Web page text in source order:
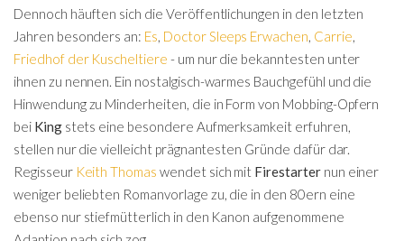
Dennoch häuften sich die Veröffentlichungen in den letzten
Jahren besonders an: Es Doctor Sleeps Erwachen Carrie
Friedhof der Kuscheltiere - um nur die bekanntesten unter
ihnen zu nennen. Ein nostalgisch-warmes Bauchgefühl und die
Hinwendung zu Minderheiten, die in Form von Mobbing-Opfern
bei King stets eine besondere Aufmerksamkeit erfuhren,
stellen nur die vielleicht prägnantesten Gründe dafür dar.
Regisseur Keith Thomas wendet sich mit Firestarternun einer
weniger beliebten Romanvorlage zu, die in den 80ern eine
ebenso nur stiefmütterlich in den Kanon aufgenommene